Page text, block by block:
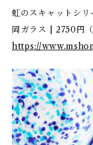
虹のスキャットシ
岡ガラス | 2750円（
https://